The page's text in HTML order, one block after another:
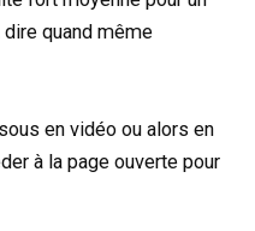
dire quand même
en vidéo ou alors en
à la page ouverte pour